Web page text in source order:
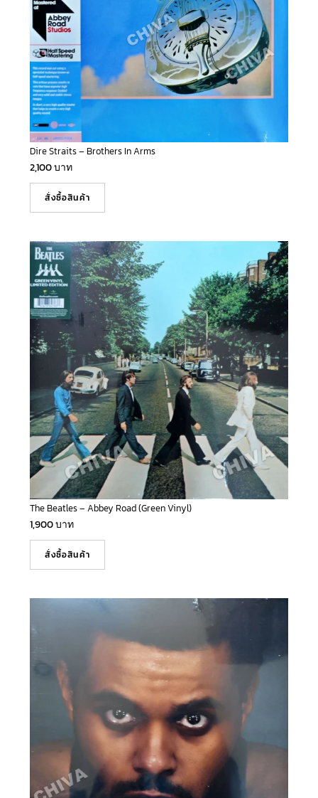
Dire Straits – Brothers In Arms
2,100บาท
สั่งซื้อสินค้า
The Beatles – Abbey Road (Green Vinyl)
1,900บาท
สั่งซื้อสินค้า